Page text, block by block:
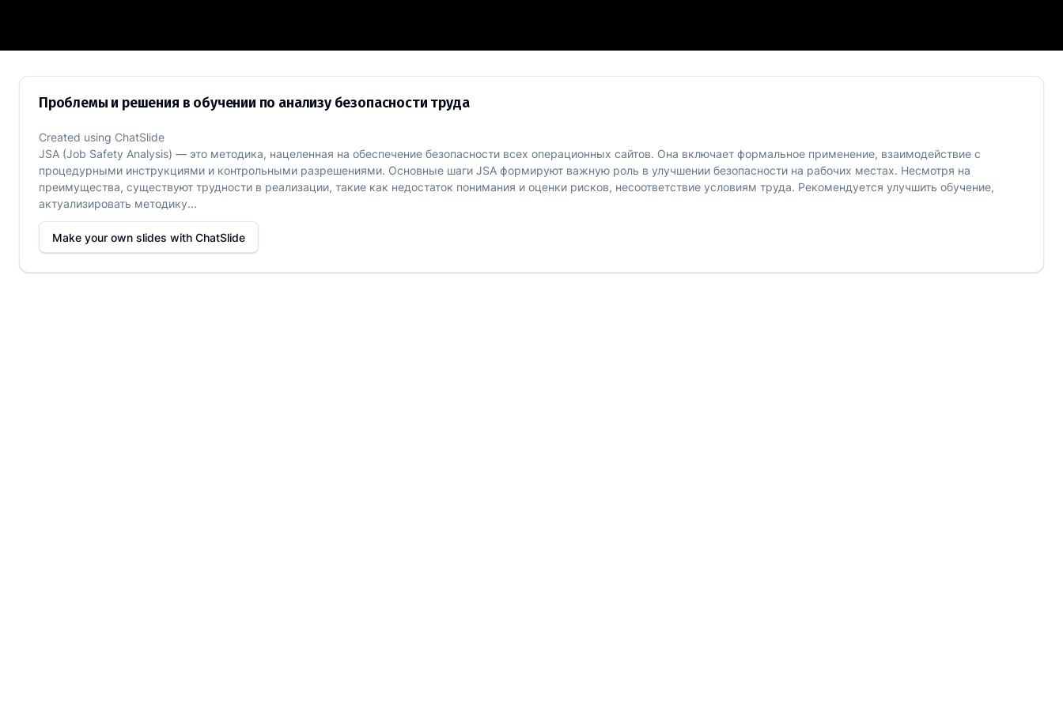
Проблемы и решения в обучении по анализу безопасности труда
Проблемы и решения в обучении по анализу безопасности труда
Created using ChatSlide
JSA (Job Safety Analysis) — это методика, нацеленная на обеспечение безопасности всех операционных сайтов. Она включает формальное применение, взаимодействие с
процедурными инструкциями и контрольными разрешениями. Основные шаги JSA формируют важную роль в улучшении безопасности на рабочих местах. Несмотря на
преимущества, существуют трудности в реализации, такие как недостаток понимания и оценки рисков, несоответствие условиям труда. Рекомендуется улучшить обучение,
актуализировать методику...
Make your own slides with ChatSlide